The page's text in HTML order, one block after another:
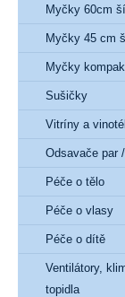
Myčky 60cm
Myčky 45 cm
Myčky
Sušičky
Vitríny a
Odsavače par
Péče o tělo
Péče o vlasy
Péče o dítě
Ventilátory,
topidla